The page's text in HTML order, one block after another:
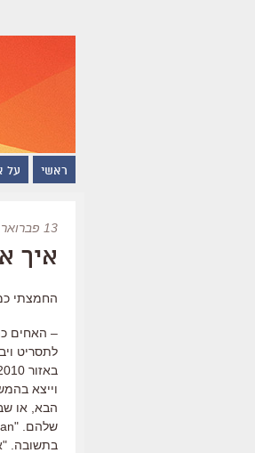
ראשי על
13 פברואר 2008 | 12:46
איך
החמצתי
– האחים
לתסריט
בתשובה.